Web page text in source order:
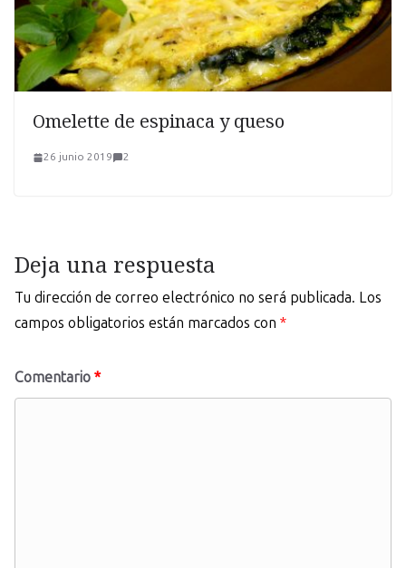
Omelette de espinaca y queso
26 junio 2019 2
Deja una respuesta
Tu dirección de correo electrónico no será publicada. Los
campos obligatorios están marcados con *
Comentario *